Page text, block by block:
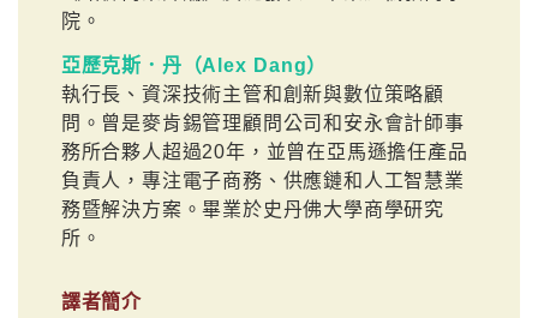
院。
亞歷克斯．丹（Alex Dang）
執行長、資深技術主管和創新與數位策略顧
問。曾是麥肯錫管理顧問公司和安永會計師事
務所合夥人超過20年，並曾在亞馬遜擔任產品
負責人，專注電子商務、供應鏈和人工智慧業
務暨解決方案。畢業於史丹佛大學商學研究
所。
譯者簡介